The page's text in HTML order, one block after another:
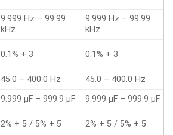
9.999 Hz – 99.99
kHz
9.999 Hz – 99.99
kHz
0.1% + 3 0.1% + 3
45.0 – 400.0 Hz
45.0 – 400.0 Hz
9.999 µF – 999.9 µF
9.999 µF – 999.9 µF
2% + 5 / 5% + 5 2% + 5 / 5% + 5